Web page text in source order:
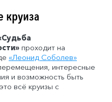
круиза
проходит на
«Леонид Соболев»
интересные
и возможность быть
всё круизы с